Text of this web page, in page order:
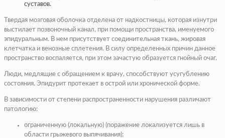
суставов.
Твердая мозговая оболочка отделена от надкостницы, которая изнутри
выстилает позвоночный канал, при помощи пространства, именуемого
эпидуральным. В нем присутствует соединительная ткань, жировая
клетчатка и венозные сплетения. В силу определенных причин данное
пространство воспаляется, при этом зачастую образуется гнойный очаг.
Люди, медлящие с обращением к врачу, способствуют усугублению
состояния. Эпидурит протекает в острой или хронической форме.
В зависимости от степени распространенности нарушения различают
патологию:
ограниченную (локальную) (поражение локализуется лишь в
области грыжевого выпячивания);